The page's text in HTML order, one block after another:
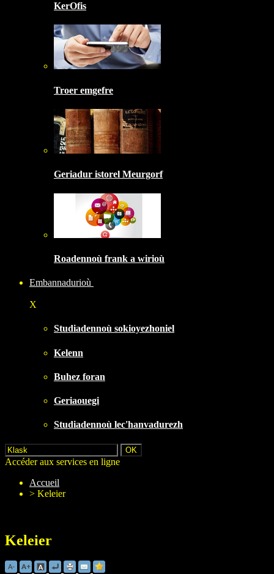
KerOfis
Troer emgefre
Geriadur istorel Meurgorf
Roadennoù frank a wirioù
Embannadurioù
X
Studiadennoù sokioyezhoniel
Kelenn
Buhez foran
Geriaouegi
Studiadennoù lec'hanvadurezh
Accéder aux services en ligne
Accueil
> Keleier
Keleier